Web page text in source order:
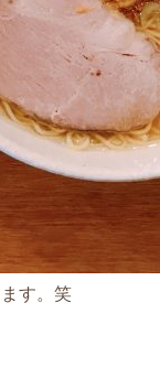
す。笑